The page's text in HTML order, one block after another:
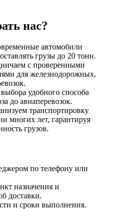
нас?
автомобили
грузы до 20 тонн.
с проверенными
для железнодорожных,
удобного способа
до авиаперевозок.
транспортировку
многих лет, гарантируя
грузов.
по телефону или
назначения и
доставки.
и сроки выполнения.